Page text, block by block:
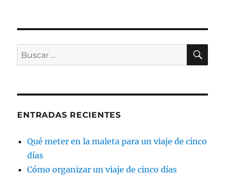
Buscar
por:
ENTRADAS RECIENTES
Qué meter en la maleta para un viaje de cinco
días
Cómo organizar un viaje de cinco días